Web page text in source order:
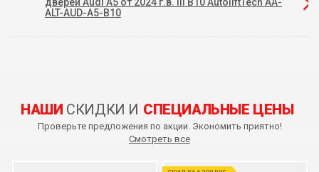
дверей Audi A5 от 2024 г.в. III B10 AutoliftTech AA-
ALT-AUD-A5-B10
НАШИ СКИДКИ И СПЕЦИАЛЬНЫЕ ЦЕНЫ
Проверьте предложения по акции. Экономить приятно!
Смотреть все